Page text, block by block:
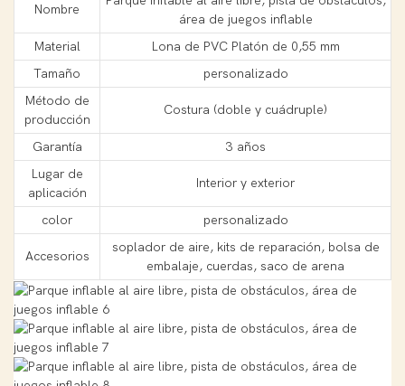
Nombre
área de juegos inflable
Material
Lona de PVC Platón de 0,55 mm
Tamaño
personalizado
Método de
producción
Costura (doble y cuádruple)
Garantía
3 años
Lugar de
aplicación
Interior y exterior
color personalizado
Accesorios
soplador de aire, kits de reparación, bolsa de
embalaje, cuerdas, saco de arena